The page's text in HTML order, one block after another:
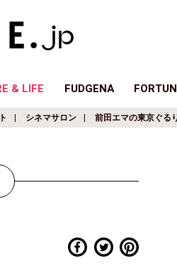
& LIFE FUDGENA
シネマサロン 前田エマの東京ぐる